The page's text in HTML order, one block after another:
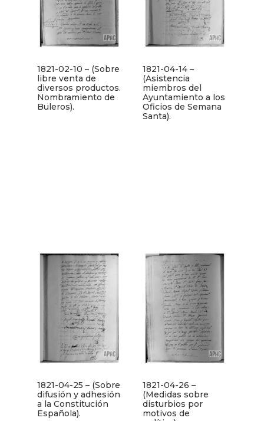
1821-02-10 – (Sobre
libre venta de
diversos productos.
Nombramiento de
Buleros).
1821-04-14 –
(Asistencia
miembros del
Ayuntamiento a los
Oficios de Semana
Santa).
1821-04-25 – (Sobre
difusión y adhesión
a la Constitución
Española).
1821-04-26 –
(Medidas sobre
disturbios por
motivos de